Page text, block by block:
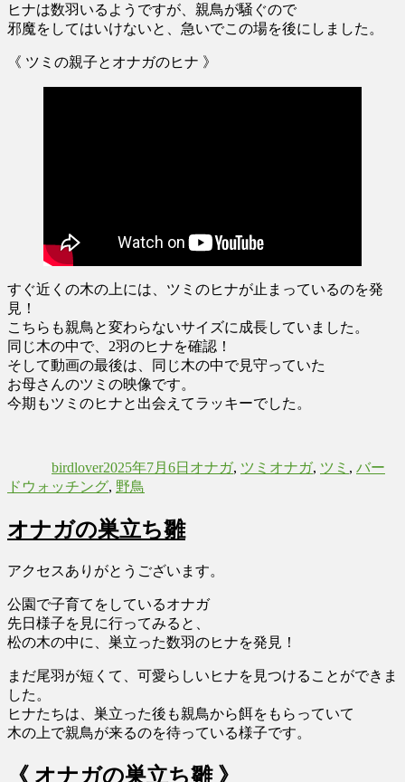
ヒナは数羽いるようですが、親鳥が騒ぐので
邪魔をしてはいけないと、急いでこの場を後にしました。
《 ツミの親子とオナガのヒナ 》
すぐ近くの木の上には、ツミのヒナが止まっているのを発
見！
こちらも親鳥と変わらないサイズに成長していました。
同じ木の中で、2羽のヒナを確認！
そして動画の最後は、同じ木の中で見守っていた
お母さんのツミの映像です。
今期もツミのヒナと出会えてラッキーでした。
者
birdlover日:
2025年7月6日ゴ
オナガ, ツミ オナガ, ツミ , バー
ドウォッチング, 野鳥
オナガの巣立ち雛
アクセスありがとうございます。
公園で子育てをしているオナガ
先日様子を見に行ってみると、
松の木の中に、巣立った数羽のヒナを発見！
まだ尾羽が短くて、可愛らしいヒナを見つけることができま
した。
ヒナたちは、巣立った後も親鳥から餌をもらっていて
木の上で親鳥が来るのを待っている様子です。
《 オナガの巣立ち雛 》